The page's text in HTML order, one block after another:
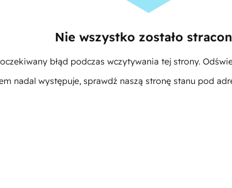
Nie wszystko zostało
błąd podczas wczytywania tej strony.
nadal występuje, sprawdź naszą stronę stanu pod